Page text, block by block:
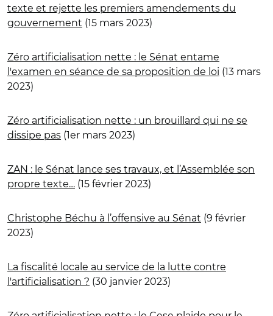
texte et rejette les premiers amendements du
gouvernement (15 mars 2023)
Zéro artificialisation nette : le Sénat entame
l'examen en séance de sa proposition de loi (13 mars
2023)
Zéro artificialisation nette : un brouillard qui ne se
dissipe pas (1er mars 2023)
ZAN : le Sénat lance ses travaux, et l’Assemblée son
propre texte… (15 février 2023)
Christophe Béchu à l’offensive au Sénat (9 février
2023)
La fiscalité locale au service de la lutte contre
l'artificialisation ? (30 janvier 2023)